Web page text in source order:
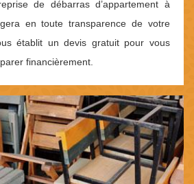
de débarras d’appartement à
en toute transparence de votre
établit un devis gratuit pour vous
financièrement.